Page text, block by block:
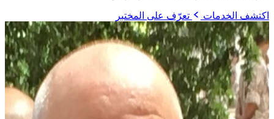
اكتشف الخدمات تعرّف على المختبر